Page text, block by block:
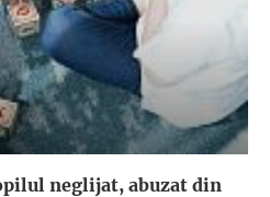
neglijat, abuzat din